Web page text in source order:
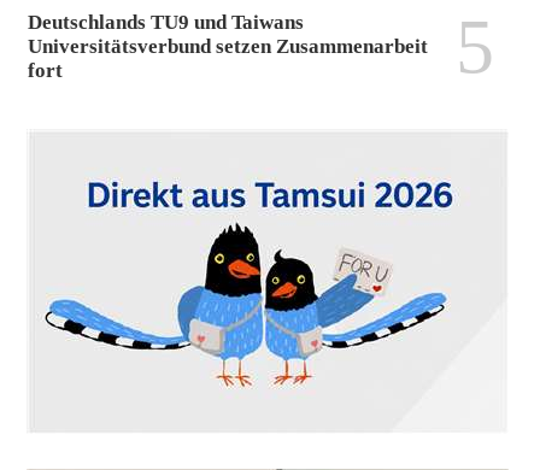
Deutschlands TU9 und Taiwans
Universitätsverbund setzen Zusammenarbeit
fort
5